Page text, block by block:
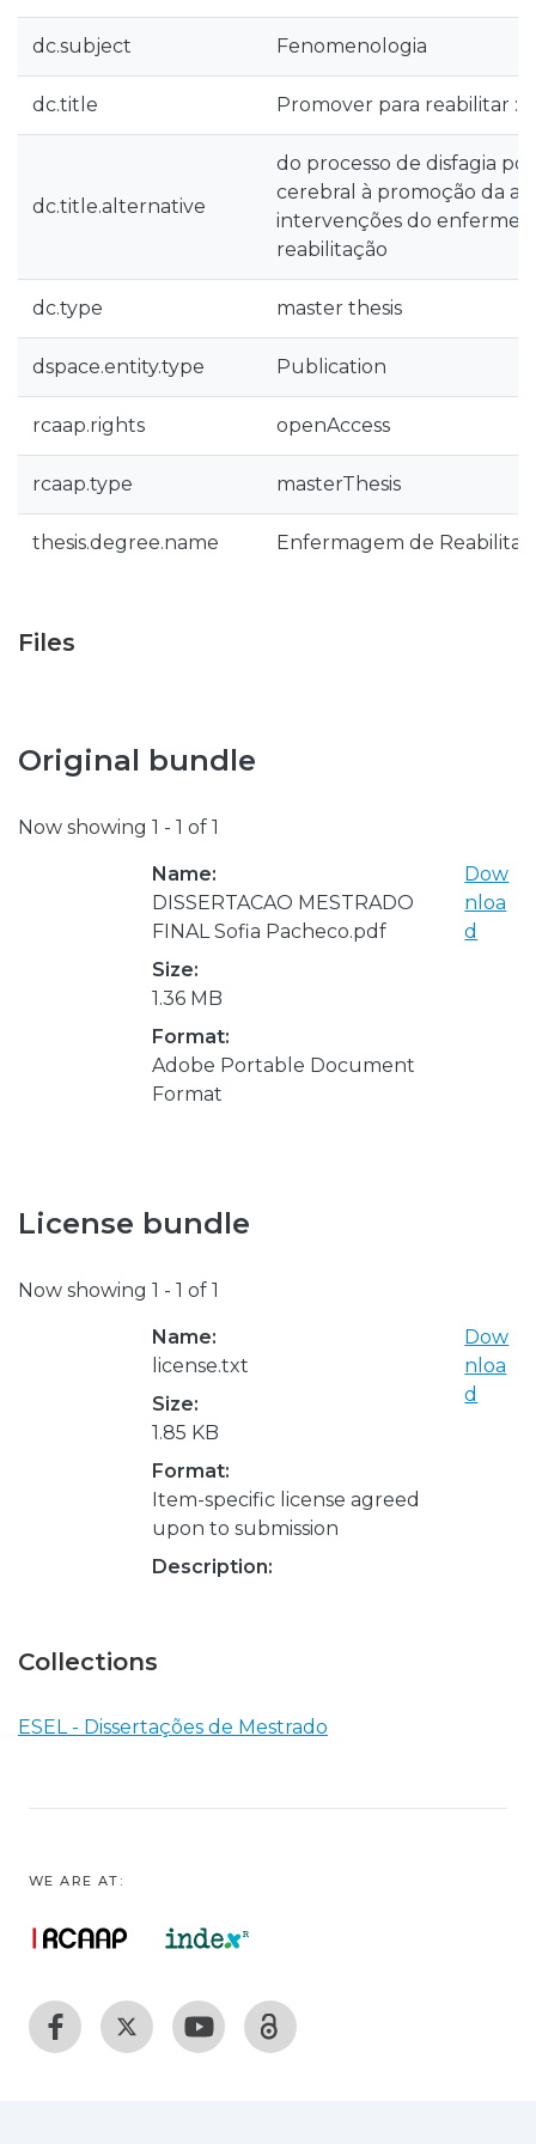
dc.subject Fenomenologia
dc.title Promover para reabilitar :
dc.title.alternative
do processo de disfagia
cerebral à promoção da
intervenções do
reabilitação
dc.type master thesis
dspace.entity.type Publication
rcaap.rights openAccess
rcaap.type masterThesis
thesis.degree.name Enfermagem de
Files
Original bundle
Now showing 1 - 1 of 1
Name:
DISSERTACAO MESTRADO
FINAL Sofia Pacheco.pdf
Size:
1.36 MB
Format:
Adobe Portable Document
Format
Dow
nloa
d
License bundle
Now showing 1 - 1 of 1
Name:
license.txt
Size:
1.85 KB
Format:
Item-specific license agreed
upon to submission
Description:
Dow
nloa
d
Collections
ESEL - Dissertações de Mestrado
WE ARE AT: